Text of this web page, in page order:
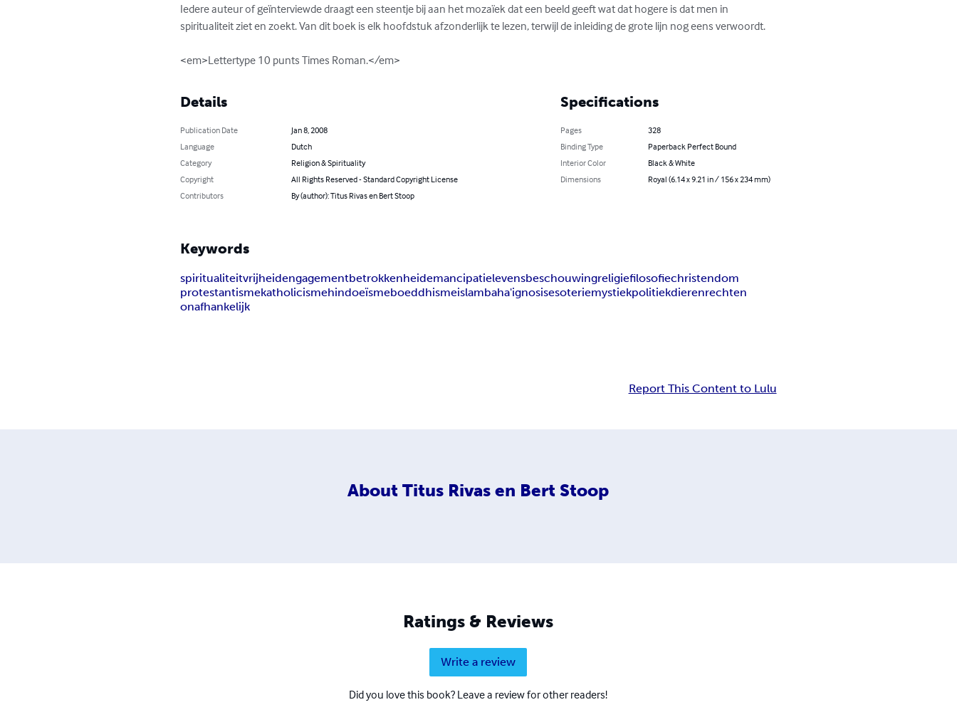
Iedere auteur of geïnterviewde draagt een steentje bij aan het mozaïek dat een beeld geeft wat dat hogere is dat men in
spiritualiteit ziet en zoekt. Van dit boek is elk hoofdstuk afzonderlijk te lezen, terwijl de inleiding de grote lijn nog eens verwoordt.
<em>Lettertype 10 punts Times Roman.</em>
Details
Publication Date
Jan 8, 2008
Language
Dutch
Category
Religion & Spirituality
Copyright
All Rights Reserved - Standard Copyright License
Contributors
By (author): Titus Rivas en Bert Stoop
Specifications
Pages
328
Binding Type
Paperback Perfect Bound
Interior Color
Black & White
Dimensions
Royal (6.14 x 9.21 in / 156 x 234 mm)
Keywords
spiritualiteitvrijheidengagementbetrokkenheidemancipatielevensbeschouwingreligiefilosofiechristendom
protestantismekatholicismehindoeïsmeboeddhismeislambaha'ignosisesoteriemystiekpolitiekdierenrechten
onafhankelijk
Report This Content to Lulu
About Titus Rivas en Bert Stoop
Ratings & Reviews
Write a review
Did you love this book? Leave a review for other readers!